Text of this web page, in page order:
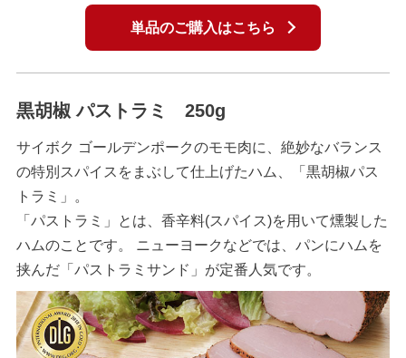
単品のご購入はこちら
黒胡椒 パストラミ 250g
サイボク ゴールデンポークのモモ肉に、絶妙なバランス
の特別スパイスをまぶして仕上げたハム、「黒胡椒パス
トラミ」。
「パストラミ」とは、香辛料(スパイス)を用いて燻製した
ハムのことです。 ニューヨークなどでは、パンにハムを
挟んだ「パストラミサンド」が定番人気です。